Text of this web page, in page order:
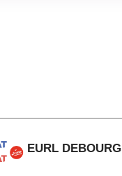
EURL DEBOURG